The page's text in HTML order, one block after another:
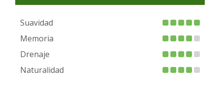
Suavidad
Memoria
Drenaje
Naturalidad